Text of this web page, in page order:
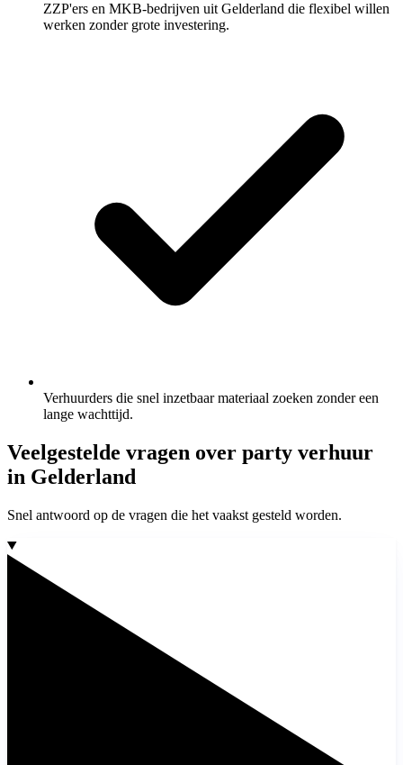
ZZP'ers en MKB-bedrijven uit Gelderland die flexibel willen
werken zonder grote investering.
Verhuurders die snel inzetbaar materiaal zoeken zonder een
lange wachttijd.
Veelgestelde vragen over party verhuur
in Gelderland
Snel antwoord op de vragen die het vaakst gesteld worden.